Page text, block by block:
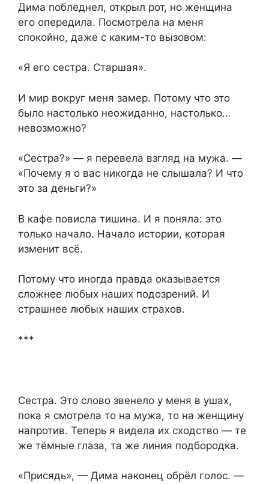
Дима побледнел, открыл рот, но женщина
его опередила. Посмотрела на меня
спокойно, даже с каким-то вызовом:
«Я его сестра. Старшая».
И мир вокруг меня замер. Потому что это
было настолько неожиданно, настолько…
невозможно?
«Сестра?» — я перевела взгляд на мужа. —
«Почему я о вас никогда не слышала? И что
это за деньги?»
В кафе повисла тишина. И я поняла: это
только начало. Начало истории, которая
изменит всё.
Потому что иногда правда оказывается
сложнее любых наших подозрений. И
страшнее любых наших страхов.
***
Сестра. Это слово звенело у меня в ушах,
пока я смотрела то на мужа, то на женщину
напротив. Теперь я видела их сходство — те
же тёмные глаза, та же линия подбородка.
«Присядь», — Дима наконец обрёл голос. —